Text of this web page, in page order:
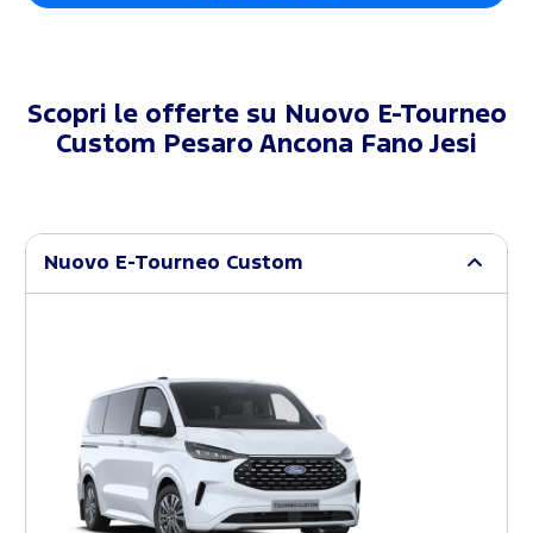
Scopri le offerte su
Nuovo E-Tourneo
Custom Pesaro Ancona Fano Jesi
Nuovo E-Tourneo Custom